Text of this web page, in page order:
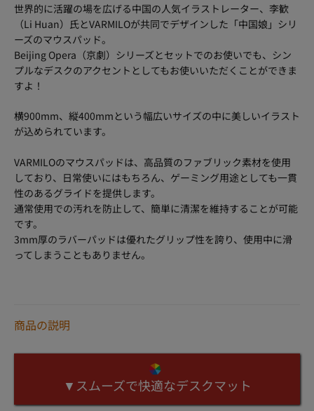
世界的に活躍の場を広げる中国の人気イラストレーター、李歓
（Li Huan）氏とVARMILOが共同でデザインした「中国娘」シリ
ーズのマウスパッド。
Beijing Opera（京劇）シリーズとセットでのお使いでも、シン
プルなデスクのアクセントとしてもお使いいただくことができま
すよ！
横900mm、縦400mmという幅広いサイズの中に美しいイラスト
が込められています。
VARMILOのマウスパッドは、高品質のファブリック素材を使用
しており、日常使いにはもちろん、ゲーミング用途としても一貫
性のあるグライドを提供します。
通常使用での汚れを防止して、簡単に清潔を維持することが可能
です。
3mm厚のラバーパッドは優れたグリップ性を誇り、使用中に滑
ってしまうこともありません。
商品の説明
▼スムーズで快適なデスクマット